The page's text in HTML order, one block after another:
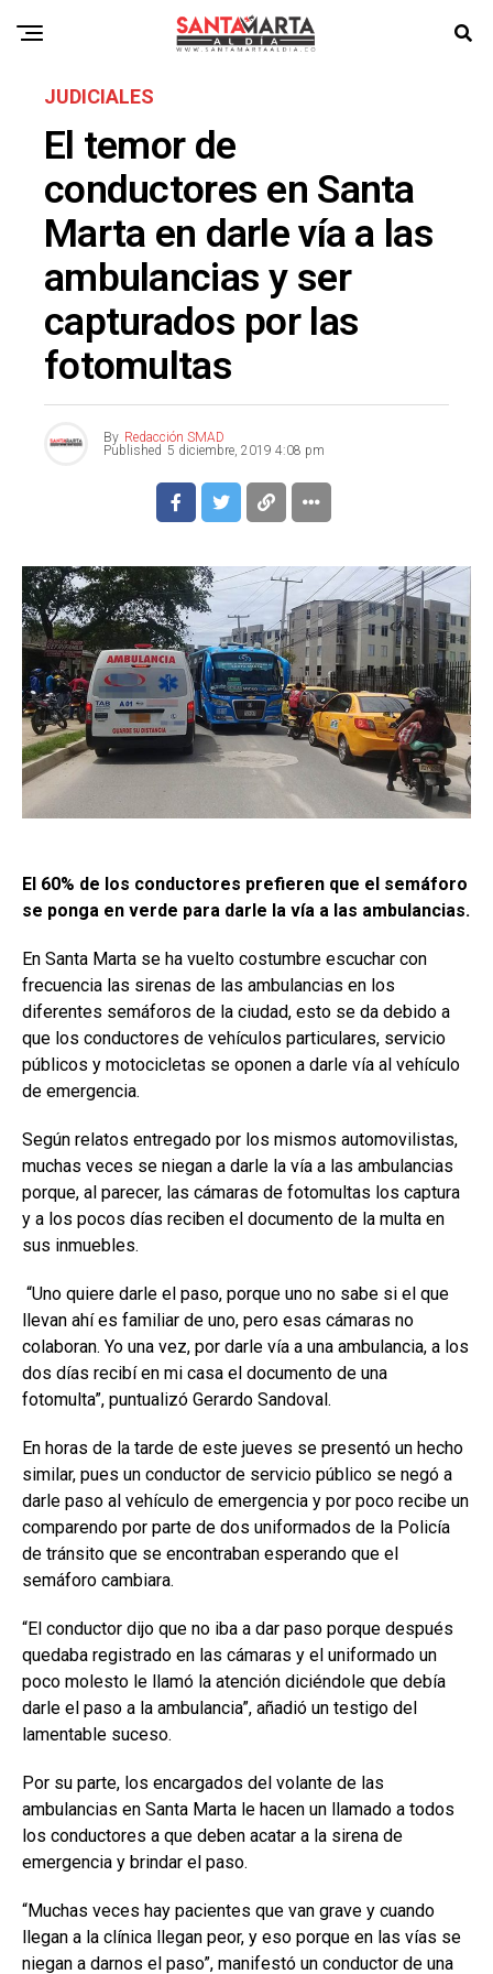
JUDICIALES
El temor de
conductores en Santa
Marta en darle vía a las
ambulancias y ser
capturados por las
fotomultas
By Redacción SMAD
Published 5 diciembre, 2019 4:08 pm
El 60% de los conductores prefieren que el semáforo
se ponga en verde para darle la vía a las ambulancias.
En Santa Marta se ha vuelto costumbre escuchar con
frecuencia las sirenas de las ambulancias en los
diferentes semáforos de la ciudad, esto se da debido a
que los conductores de vehículos particulares, servicio
públicos y motocicletas se oponen a darle vía al vehículo
de emergencia.
Según relatos entregado por los mismos automovilistas,
muchas veces se niegan a darle la vía a las ambulancias
porque, al parecer, las cámaras de fotomultas los captura
y a los pocos días reciben el documento de la multa en
sus inmuebles.
“Uno quiere darle el paso, porque uno no sabe si el que
llevan ahí es familiar de uno, pero esas cámaras no
colaboran. Yo una vez, por darle vía a una ambulancia, a los
dos días recibí en mi casa el documento de una
fotomulta”, puntualizó Gerardo Sandoval.
En horas de la tarde de este jueves se presentó un hecho
similar, pues un conductor de servicio público se negó a
darle paso al vehículo de emergencia y por poco recibe un
comparendo por parte de dos uniformados de la Policía
de tránsito que se encontraban esperando que el
semáforo cambiara.
“El conductor dijo que no iba a dar paso porque después
quedaba registrado en las cámaras y el uniformado un
poco molesto le llamó la atención diciéndole que debía
darle el paso a la ambulancia”, añadió un testigo del
lamentable suceso.
Por su parte, los encargados del volante de las
ambulancias en Santa Marta le hacen un llamado a todos
los conductores a que deben acatar a la sirena de
emergencia y brindar el paso.
“Muchas veces hay pacientes que van grave y cuando
llegan a la clínica llegan peor, y eso porque en las vías se
niegan a darnos el paso”, manifestó un conductor de una